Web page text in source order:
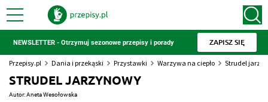
NEWSLETTER - Otrzymuj sezonowe przepisy i porady ZAPISZ SIĘ
Przepisy.pl Dania i przekąski Przystawki Warzywa na ciepło Strudel
STRUDEL JARZYNOWY
Autor:Aneta Wesołowska